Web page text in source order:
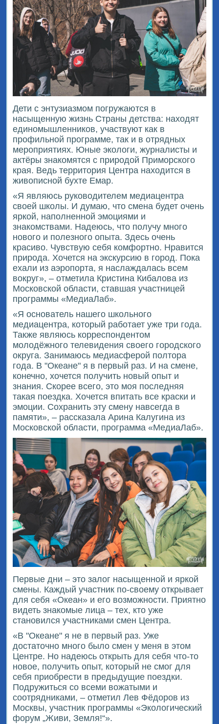
Дети с энтузиазмом погружаются в
насыщенную жизнь Страны детства: находят
единомышленников, участвуют как в
профильной программе, так и в отрядных
мероприятиях. Юные экологи, журналисты и
актёры знакомятся с природой Приморского
края. Ведь территория Центра находится в
живописной бухте Емар.
«Я являюсь руководителем медиацентра
своей школы. И думаю, что смена будет очень
яркой, наполненной эмоциями и
знакомствами. Надеюсь, что получу много
нового и полезного опыта. Здесь очень
красиво. Чувствую себя комфортно. Нравится
природа. Хочется на экскурсию в город. Пока
ехали из аэропорта, я наслаждалась всем
вокруг», – отметила Кристина Кибалова из
Московской области, ставшая участницей
программы «МедиаЛаб».
«Я основатель нашего школьного
медиацентра, который работает уже три года.
Также являюсь корреспондентом
молодёжного телевидения своего городского
округа. Занимаюсь медиасферой полтора
года. В "Океане" я в первый раз. И на смене,
конечно, хочется получить новый опыт и
знания. Скорее всего, это моя последняя
такая поездка. Хочется впитать все краски и
эмоции. Сохранить эту смену навсегда в
памяти», – рассказала Арина Калугина из
Московской области, программа «МедиаЛаб».
Первые дни – это залог насыщенной и яркой
смены. Каждый участник по-своему открывает
для себя «Океан» и его возможности. Приятно
видеть знакомые лица – тех, кто уже
становился участниками смен Центра.
«В "Океане" я не в первый раз. Уже
достаточно много было смен у меня в этом
Центре. Но надеюсь открыть для себя что-то
новое, получить опыт, который не смог для
себя приобрести в предыдущие поездки.
Подружиться со всеми вожатыми и
соотрядниками, – отметил Лев Фёдоров из
Москвы, участник программы «Экологический
форум „Живи, Земля!“».